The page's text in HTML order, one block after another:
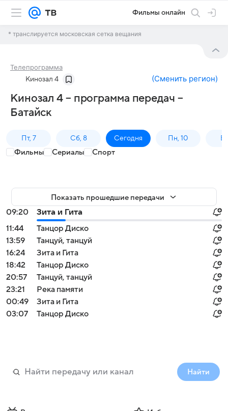
Фильмы онлайн
* транслируется московская сетка вещания
Телепрограмма
Кинозал 4 (Сменить регион)
Кинозал 4 – программа передач –
Батайск
Пт, 7 Сб, 8 Сегодня Пн, 10
Фильмы Сериалы Спорт
Показать прошедшие передачи
09:20
Зита и Гита
11:44
Танцор Диско
13:59
Танцуй, танцуй
16:24
Зита и Гита
18:42
Танцор Диско
20:57
Танцуй, танцуй
23:21
Река памяти
00:49
Зита и Гита
03:07
Танцор Диско
Найти